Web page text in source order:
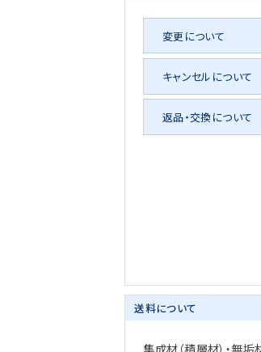
変更について
キャンセルについて
返品・交換について
送料について
集成材（積層材）・無